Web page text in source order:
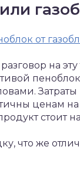
от
на
ценам
стоит
что же